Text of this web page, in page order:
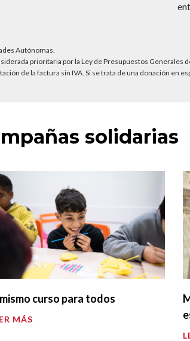
Autónomas.
prioritaria por la Ley de Presupuestos Generales
de la factura sin IVA. Si se trata de una donación en
solidarias
curso para todos
MÁS